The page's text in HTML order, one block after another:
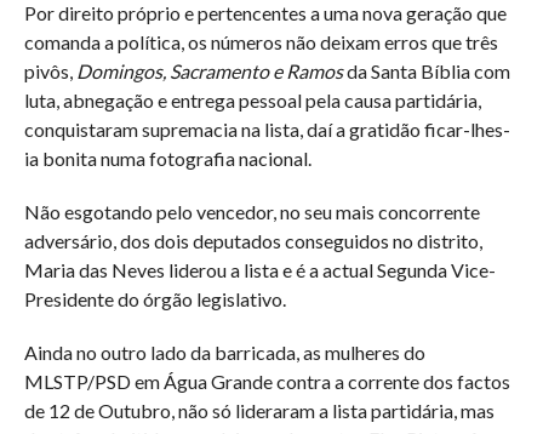
Por direito próprio e pertencentes a uma nova geração que
comanda a política, os números não deixam erros que três
pivôs, Domingos, Sacramento e Ramosda Santa Bíblia com
luta, abnegação e entrega pessoal pela causa partidária,
conquistaram supremacia na lista, daí a gratidão ficar-lhes-
ia bonita numa fotografia nacional.
Não esgotando pelo vencedor, no seu mais concorrente
adversário, dos dois deputados conseguidos no distrito,
Maria das Neves liderou a lista e é a actual Segunda Vice-
Presidente do órgão legislativo.
Ainda no outro lado da barricada, as mulheres do
MLSTP/PSD em Água Grande contra a corrente dos factos
de 12 de Outubro, não só lideraram a lista partidária, mas